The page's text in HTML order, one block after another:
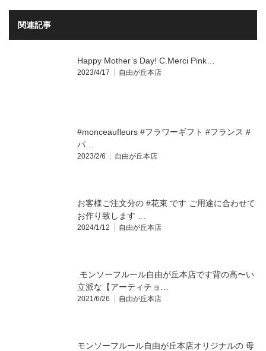
関連記事
Happy Mother’s Day! C.Merci Pink…
2023/4/17 自由が丘本店
#monceaufleurs #フラワーギフト #フランス #
パ…
2023/2/6 自由が丘本店
お客様ご注文分の #花束 です ご用途に合わせて
お作り致します …
2024/1/12 自由が丘本店
.モンソーフルール自由が丘本店です背の高〜い
立派な【アーティチョ…
2021/6/26 自由が丘本店
モンソーフルール自由が丘本店オリジナルの 母